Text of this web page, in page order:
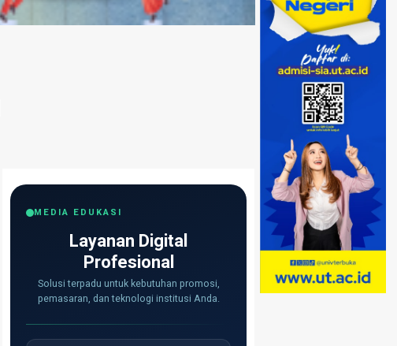
MEDIA EDUKASI
Layanan Digital
Profesional
Solusi terpadu untuk kebutuhan promosi,
pemasaran, dan teknologi institusi Anda.